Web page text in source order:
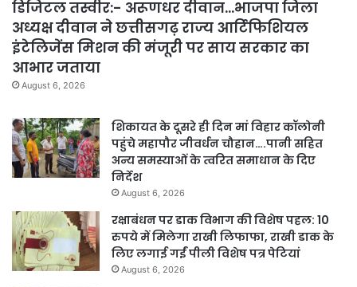
डिजिटल तस्वीर:- अरूणधर दीवान…भाजपा जिला
अध्यक्ष दीवान ने छत्तीसगढ़ राज्य आर्टिफिशियल
इंटेलिजेंस मिशन की मंजूरी पर साय सरकार का
आभार जताया
August 6, 2026
शिकायत के दूसरे ही दिन मां विहार कॉलोनी
पहुंचे महापौर जीवर्धन चौहान….पानी सहित
अन्य समस्याओं के त्वरित समाधान के दिए
निर्देश
August 6, 2026
रक्षाबंधन पर डाक विभाग की विशेष पहल: 10
रुपये में मिलेगा राखी लिफाफा, राखी डाक के
लिए लगाई गईं पीली विशेष पत्र पेटियां
August 6, 2026